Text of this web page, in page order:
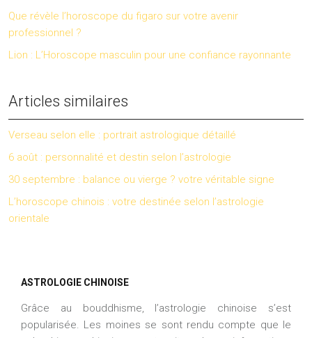
Que révèle l’horoscope du figaro sur votre avenir
professionnel ?
Lion : L’Horoscope masculin pour une confiance rayonnante
Articles similaires
Verseau selon elle : portrait astrologique détaillé
6 août : personnalité et destin selon l’astrologie
30 septembre : balance ou vierge ? votre véritable signe
L’horoscope chinois : votre destinée selon l’astrologie
orientale
ASTROLOGIE CHINOISE
Grâce au bouddhisme, l’astrologie chinoise s’est
popularisée. Les moines se sont rendu compte que le